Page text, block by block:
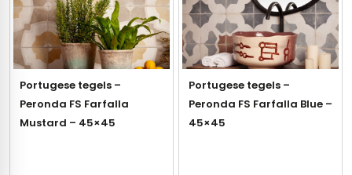
Portugese tegels –
Peronda FS Farfalla
Mustard – 45×45
Portugese tegels –
Peronda FS Farfalla Blue –
45×45